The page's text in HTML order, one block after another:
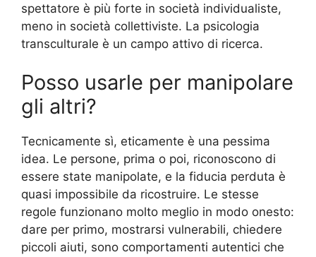
spettatore è più forte in società individualiste,
meno in società collettiviste. La psicologia
transculturale è un campo attivo di ricerca.
Posso usarle per manipolare
gli altri?
Tecnicamente sì, eticamente è una pessima
idea. Le persone, prima o poi, riconoscono di
essere state manipolate, e la fiducia perduta è
quasi impossibile da ricostruire. Le stesse
regole funzionano molto meglio in modo onesto:
dare per primo, mostrarsi vulnerabili, chiedere
piccoli aiuti, sono comportamenti autentici che